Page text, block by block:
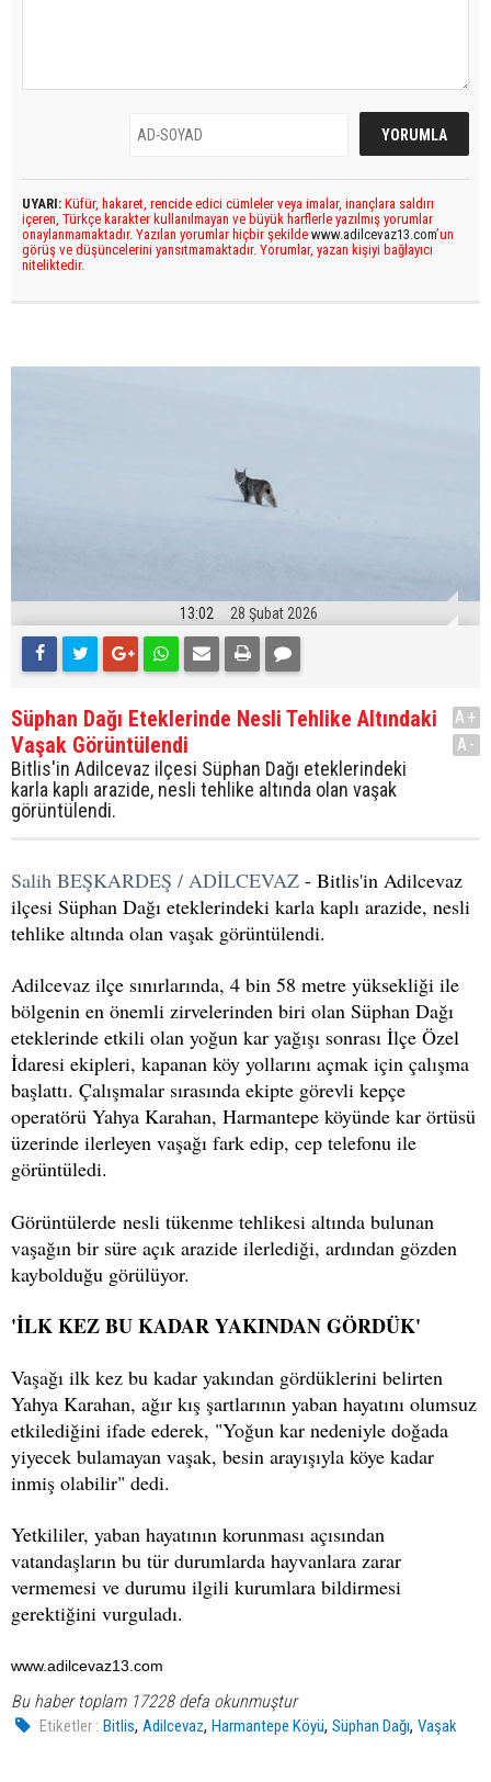
UYARI: Küfür, hakaret, rencide edici cümleler veya imalar, inançlara saldırı
içeren, Türkçe karakter kullanılmayan ve büyük harflerle yazılmış yorumlar
onaylanmamaktadır. Yazılan yorumlar hiçbir şekilde www.adilcevaz13.com’un
görüş ve düşüncelerini yansıtmamaktadır. Yorumlar, yazan kişiyi bağlayıcı
niteliktedir.
13:02 28 Şubat 2026
Süphan Dağı Eteklerinde Nesli Tehlike Altındaki
Vaşak Görüntülendi
Bitlis'in Adilcevaz ilçesi Süphan Dağı eteklerindeki
karla kaplı arazide, nesli tehlike altında olan vaşak
görüntülendi.
A+
A-
Salih BEŞKARDEŞ / ADİLCEVAZ - Bitlis'in Adilcevaz
ilçesi Süphan Dağı eteklerindeki karla kaplı arazide, nesli
tehlike altında olan vaşak görüntülendi.
Adilcevaz ilçe sınırlarında, 4 bin 58 metre yüksekliği ile
bölgenin en önemli zirvelerinden biri olan Süphan Dağı
eteklerinde etkili olan yoğun kar yağışı sonrası İlçe Özel
İdaresi ekipleri, kapanan köy yollarını açmak için çalışma
başlattı. Çalışmalar sırasında ekipte görevli kepçe
operatörü Yahya Karahan, Harmantepe köyünde kar örtüsü
üzerinde ilerleyen vaşağı fark edip, cep telefonu ile
görüntüledi.
Görüntülerde nesli tükenme tehlikesi altında bulunan
vaşağın bir süre açık arazide ilerlediği, ardından gözden
kaybolduğu görülüyor.
'İLK KEZ BU KADAR YAKINDAN GÖRDÜK'
Vaşağı ilk kez bu kadar yakından gördüklerini belirten
Yahya Karahan, ağır kış şartlarının yaban hayatını olumsuz
etkilediğini ifade ederek, "Yoğun kar nedeniyle doğada
yiyecek bulamayan vaşak, besin arayışıyla köye kadar
inmiş olabilir" dedi.
Yetkililer, yaban hayatının korunması açısından
vatandaşların bu tür durumlarda hayvanlara zarar
vermemesi ve durumu ilgili kurumlara bildirmesi
gerektiğini vurguladı.
www.adilcevaz13.com
Bu haber toplam 17228 defa okunmuştur
Etiketler : Bitlis,Adilcevaz,Harmantepe Köyü,Süphan Dağı,Vaşak